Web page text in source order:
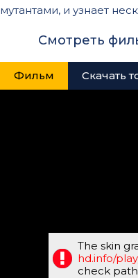
мутантами, и узнает
Смотреть
Фильм Скачать
The skin
hd.info/
check